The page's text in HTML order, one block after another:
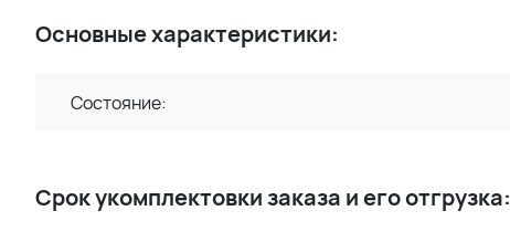
Основные характеристики:
Состояние:
Срок укомплектовки заказа и его отгрузка: